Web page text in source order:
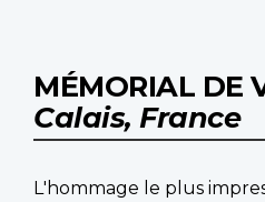
MÉMORIAL DE
Calais, France
L'hommage le plus